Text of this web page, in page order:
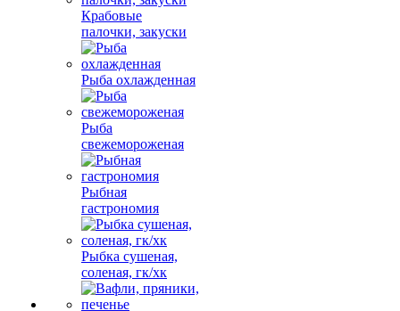
Крабовые
палочки, закуски
Рыба охлажденная
Рыба
свежемороженая
Рыбная
гастрономия
Рыбка сушеная,
соленая, гк/хк